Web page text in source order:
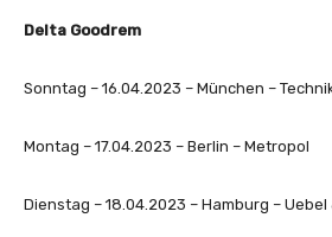
Delta Goodrem
Sonntag – 16.04.2023 – München –
Montag – 17.04.2023 – Berlin – Metropol
Dienstag – 18.04.2023 – Hamburg –